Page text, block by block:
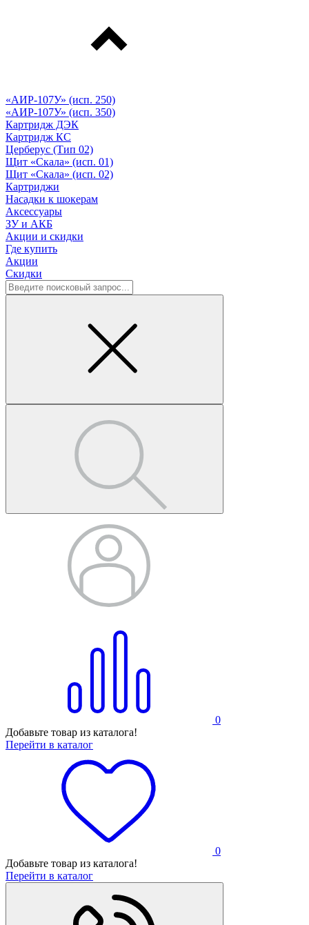
«АИР-107У» (исп. 250)
«АИР-107У» (исп. 350)
Картридж ДЭК
Картридж КС
Церберус (Тип 02)
Щит «Скала» (исп. 01)
Щит «Скала» (исп. 02)
Картриджи
Насадки к шокерам
Аксессуары
ЗУ и АКБ
Акции и скидки
Где купить
Акции
Скидки
0
Добавьте товар из каталога!
Перейти в каталог
0
Добавьте товар из каталога!
Перейти в каталог